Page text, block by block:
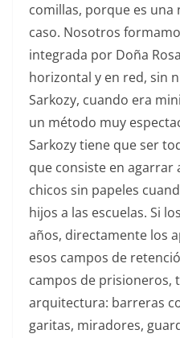
comillas, porque es
caso. Nosotros
integrada por Doña
horizontal y en red, sin
Sarkozy, cuando era
un método muy
Sarkozy tiene que ser
que consiste en agarrar
chicos sin papeles
hijos a las escuelas. Si
años, directamente los
esos campos de
campos de prisioneros,
arquitectura: barreras
garitas, miradores,